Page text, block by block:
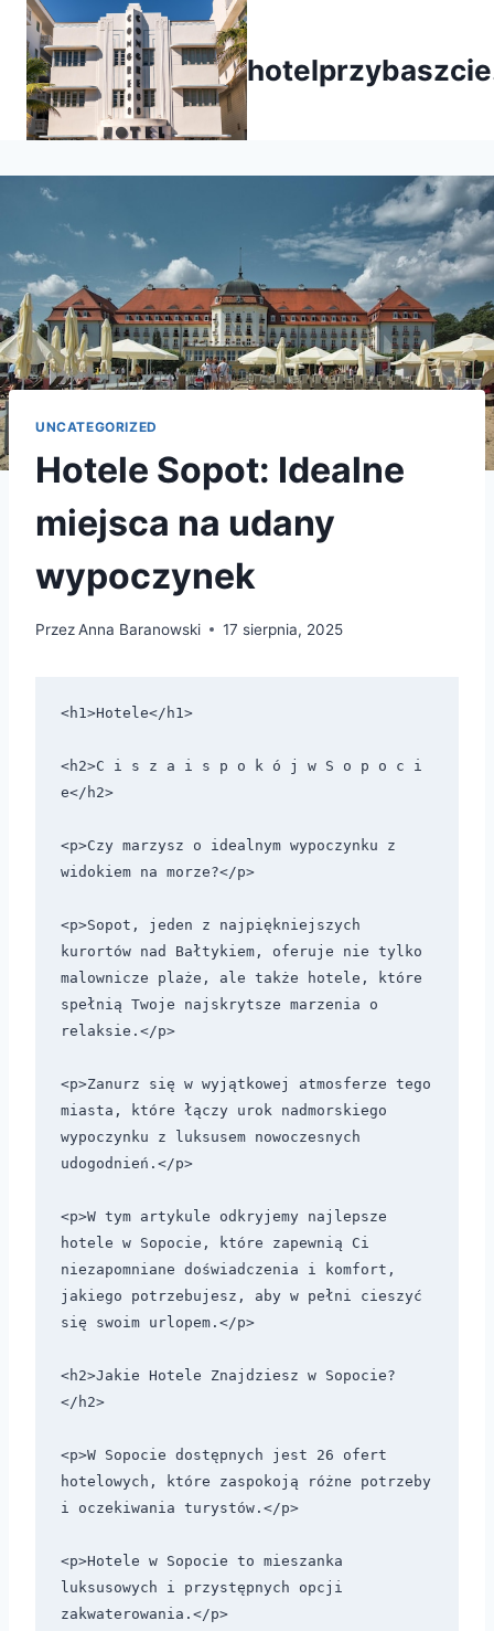
Przejdź
treści
UNCATEGORIZED
Hotele Sopot: Idealne
miejsca na udany
wypoczynek
PrzezAnna Baranowski 17 sierpnia, 2025
<h1>Hotele</h1>
<h2>C i s z a i s p o k ó j w S o p o c i
e</h2>
<p>Czy marzysz o idealnym wypoczynku z
widokiem na morze?</p>
<p>Sopot, jeden z najpiękniejszych
kurortów nad Bałtykiem, oferuje nie tylko
malownicze plaże, ale także hotele, które
spełnią Twoje najskrytsze marzenia o
relaksie.</p>
<p>Zanurz się w wyjątkowej atmosferze tego
miasta, które łączy urok nadmorskiego
wypoczynku z luksusem nowoczesnych
udogodnień.</p>
<p>W tym artykule odkryjemy najlepsze
hotele w Sopocie, które zapewnią Ci
niezapomniane doświadczenia i komfort,
jakiego potrzebujesz, aby w pełni cieszyć
się swoim urlopem.</p>
<h2>Jakie Hotele Znajdziesz w Sopocie?
</h2>
<p>W Sopocie dostępnych jest 26 ofert
hotelowych, które zaspokoją różne potrzeby
i oczekiwania turystów.</p>
<p>Hotele w Sopocie to mieszanka
luksusowych i przystępnych opcji
zakwaterowania.</p>